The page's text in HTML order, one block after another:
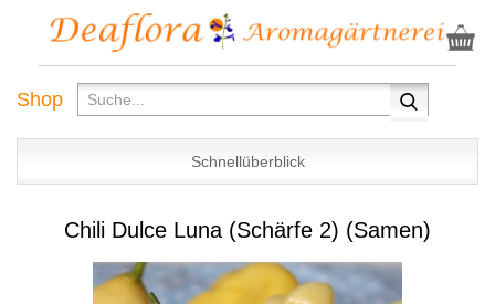
Shop
Schnellüberblick
Chili Dulce Luna (Schärfe 2) (Samen)